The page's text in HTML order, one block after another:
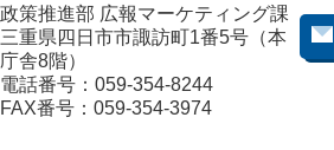
政策推進部 広報マーケティング課
三重県四日市市諏訪町1番5号（本
庁舎8階）
電話番号：059-354-8244
FAX番号：059-354-3974